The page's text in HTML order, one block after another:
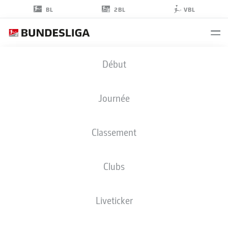
BL 2BL VBL
Début
Journée
Classement
Clubs
Liveticker